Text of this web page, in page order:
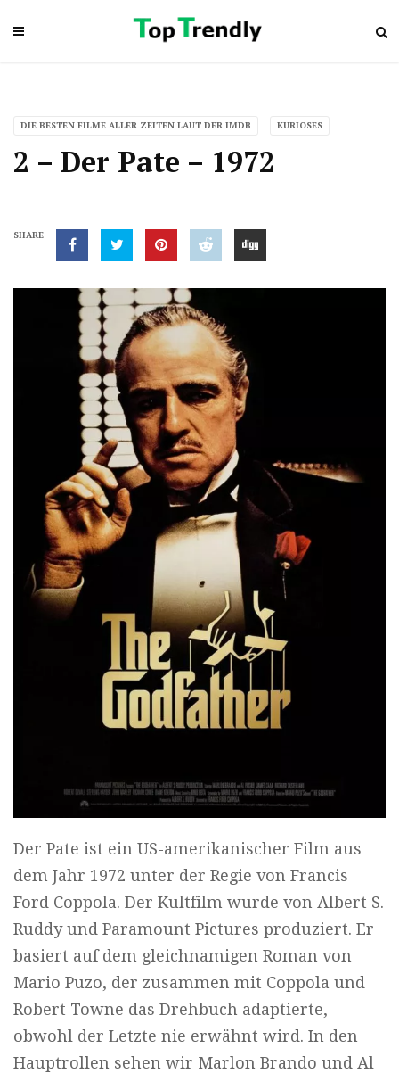
DIE BESTEN FILME ALLER ZEITEN LAUT DER IMDB KURIOSES
2 – Der Pate – 1972
SHARE
Der Pate ist ein US-amerikanischer Film aus
dem Jahr 1972 unter der Regie von Francis
Ford Coppola. Der Kultfilm wurde von Albert S.
Ruddy und Paramount Pictures produziert. Er
basiert auf dem gleichnamigen Roman von
Mario Puzo, der zusammen mit Coppola und
Robert Towne das Drehbuch adaptierte,
obwohl der Letzte nie erwähnt wird. In den
Hauptrollen sehen wir Marlon Brando und Al